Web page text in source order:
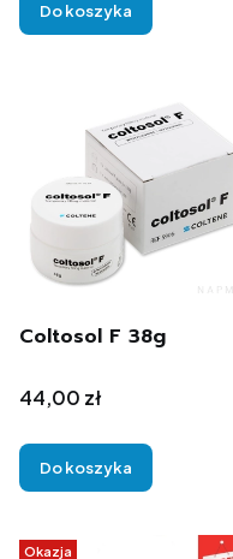
Do koszyka
Coltosol F 38g
Cena
44,00 zł
Do koszyka
Okazja